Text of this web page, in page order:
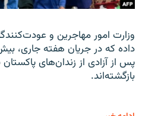
وزارت امور مهاجرین و
پس از آزادی از زندان‌های پاکستان
بازگشته‌اند.